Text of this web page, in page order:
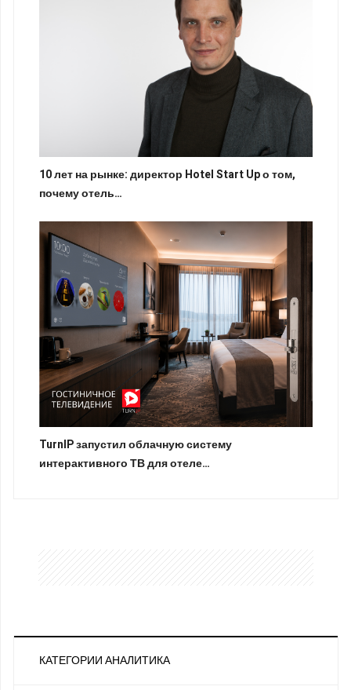
10 лет на рынке: директор Hotel Start Up о том,
почему отель…
TurnIP запустил облачную систему
интерактивного ТВ для отеле…
КАТЕГОРИИ АНАЛИТИКА